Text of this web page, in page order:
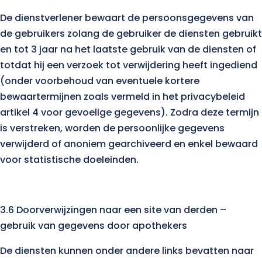
De dienstverlener bewaart de persoonsgegevens van
de gebruikers zolang de gebruiker de diensten gebruikt
en tot 3 jaar na het laatste gebruik van de diensten of
totdat hij een verzoek tot verwijdering heeft ingediend
(onder voorbehoud van eventuele kortere
bewaartermijnen zoals vermeld in het privacybeleid
artikel 4 voor gevoelige gegevens). Zodra deze termijn
is verstreken, worden de persoonlijke gegevens
verwijderd of anoniem gearchiveerd en enkel bewaard
voor statistische doeleinden.
3.6 Doorverwijzingen naar een site van derden –
gebruik van gegevens door apothekers
De diensten kunnen onder andere links bevatten naar